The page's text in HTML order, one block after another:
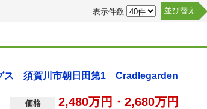
表示件数 並び替え
ングス 須賀川市朝日田第1
価格 2,480万円・2,680万円